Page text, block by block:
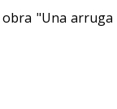
obra "Una arruga